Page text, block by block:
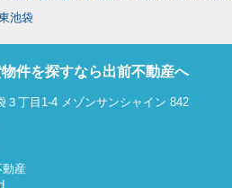
池袋
件を探すなら出前不動産へ
３丁目1-4 メゾンサンシャイン 842
産